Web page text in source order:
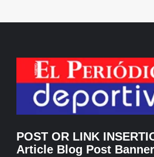
POST OR LINK
Article Blog Post